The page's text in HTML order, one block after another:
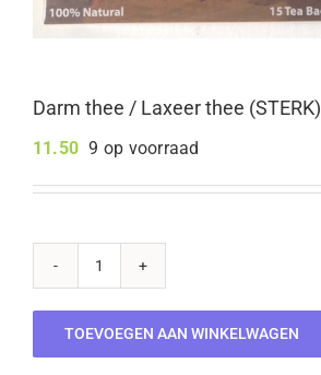
Darm thee / Laxeer thee (STERK)
11.50 9 op voorraad
thee
/
TOEVOEGEN AAN WINKELWAGEN